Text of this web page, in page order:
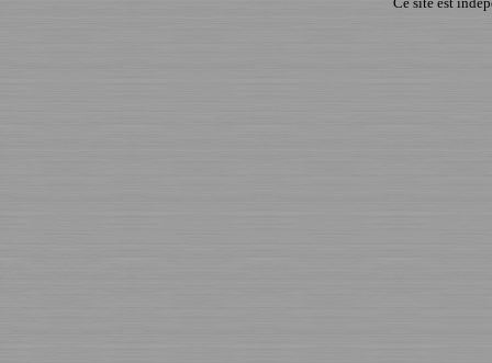
Ce site est